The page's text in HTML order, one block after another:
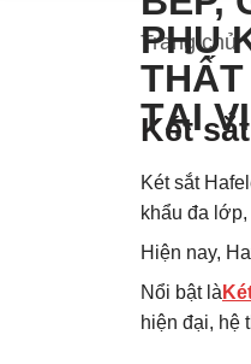
Trang chủ
Két
Két sắt
khẩu đa
Hiện nay,
Nổi bật là
hiện đại, hệ